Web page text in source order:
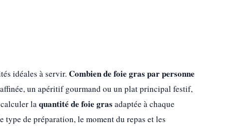
idéales à servir. Combien de foie gras par personne
un apéritif gourmand ou un plat principal festif,
laquantité de foie gras adaptée à chaque
type de préparation, le moment du repas et les